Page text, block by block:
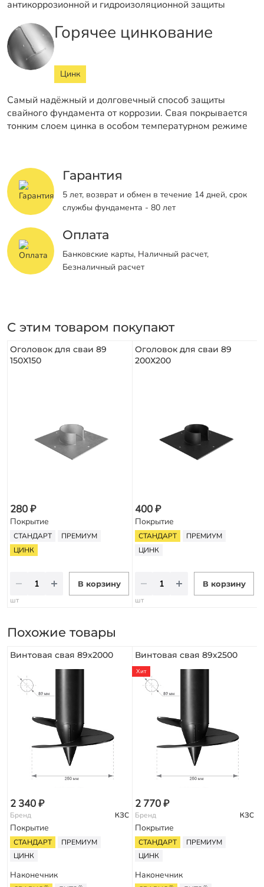
антикоррозионной и гидроизоляционной защиты
Горячее цинкование
Цинк
Самый надёжный и долговечный способ защиты
свайного фундамента от коррозии. Свая покрывается
тонким слоем цинка в особом температурном режиме
Гарантия
5 лет, возврат и обмен в течение 14 дней, срок
службы фундамента - 80 лет
Оплата
Банковские карты, Наличный расчет,
Безналичный расчет
С этим товаром покупают
Оголовок для сваи 89
150Х150
280 ₽
Покрытие
СТАНДАРТ
ПРЕМИУМ
ЦИНК
В корзину
шт
Оголовок для сваи 89
200Х200
400 ₽
Покрытие
СТАНДАРТ
ПРЕМИУМ
ЦИНК
В корзину
шт
Похожие товары
Винтовая свая 89х2000
2 340 ₽
Бренд КЗС
Покрытие
СТАНДАРТ
ПРЕМИУМ
ЦИНК
Наконечник
Винтовая свая 89х2500
Хит
2 770 ₽
Бренд КЗС
Покрытие
СТАНДАРТ
ПРЕМИУМ
ЦИНК
Наконечник